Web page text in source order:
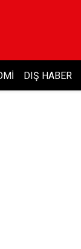
DIŞ HABER